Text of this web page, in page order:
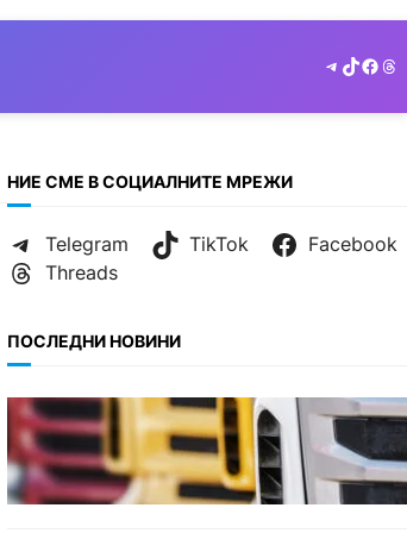
Telegram
TikTok
НИЕ СМЕ В СОЦИАЛНИТЕ МРЕЖИ
Telegram TikTok
Facebook
Threads
ПОСЛЕДНИ НОВИНИ
БЪЛГАРИЯ
Нови ограничения за
камионите над 12 тона по
ключови пътища през август